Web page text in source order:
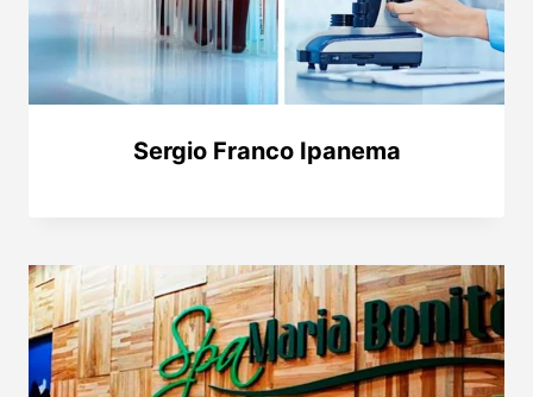
Sergio Franco Ipanema